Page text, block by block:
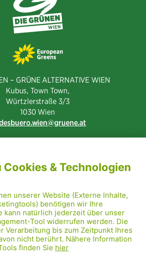
– GRÜNE ALTERNATIVE WIEN
Kubus, Town Town,
Würtzlerstraße 3/3​
1030 Wien
gruene.at
PRESSE
GRÜNE RADRETTUNG
NIGHTSKATING
NETIQUETTE